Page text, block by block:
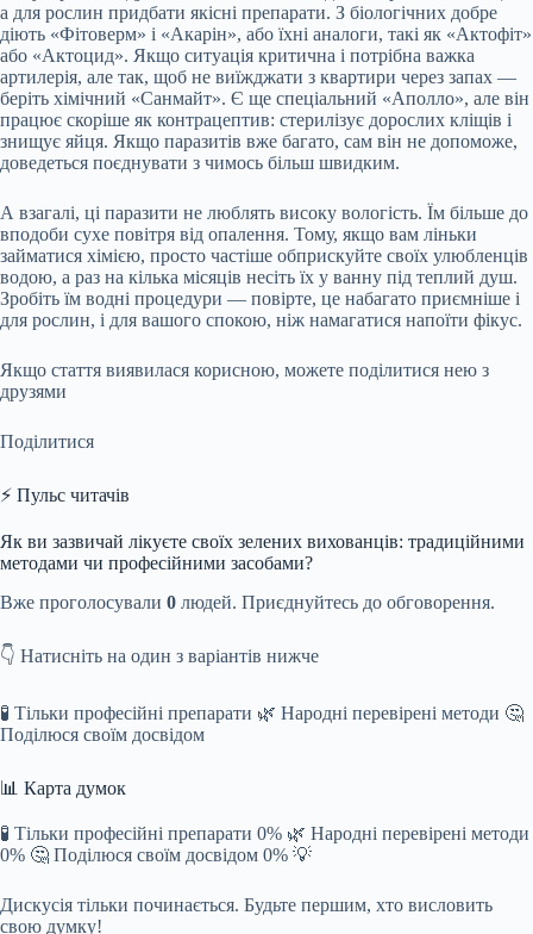
а для рослин придбати якісні препарати. З біологічних добре
діють «Фітоверм» і «Акарін», або їхні аналоги, такі як «Актофіт»
або «Актоцид». Якщо ситуація критична і потрібна важка
артилерія, але так, щоб не виїжджати з квартири через запах —
беріть хімічний «Санмайт». Є ще спеціальний «Аполло», але він
працює скоріше як контрацептив: стерилізує дорослих кліщів і
знищує яйця. Якщо паразитів вже багато, сам він не допоможе,
доведеться поєднувати з чимось більш швидким.
А взагалі, ці паразити не люблять високу вологість. Їм більше до
вподоби сухе повітря від опалення. Тому, якщо вам ліньки
займатися хімією, просто частіше обприскуйте своїх улюбленців
водою, а раз на кілька місяців несіть їх у ванну під теплий душ.
Зробіть їм водні процедури — повірте, це набагато приємніше і
для рослин, і для вашого спокою, ніж намагатися напоїти фікус.
Якщо стаття виявилася корисною, можете поділитися нею з
друзями
Поділитися
⚡ Пульс читачів
Як ви зазвичай лікуєте своїх зелених вихованців: традиційними
методами чи професійними засобами?
Вже проголосували 0 людей. Приєднуйтесь до обговорення.
👇 Натисніть на один з варіантів нижче
🧪 Тільки професійні препарати 🌿 Народні перевірені методи 🤔
Поділюся своїм досвідом
📊 Карта думок
🧪 Тільки професійні препарати 0% 🌿 Народні перевірені методи
0% 🤔 Поділюся своїм досвідом 0% 💡
Дискусія тільки починається. Будьте першим, хто висловить
свою думку!